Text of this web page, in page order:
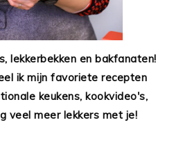
lekkerbekken en bakfanaten!
ik mijn favoriete recepten
keukens, kookvideo's,
veel meer lekkers met je!